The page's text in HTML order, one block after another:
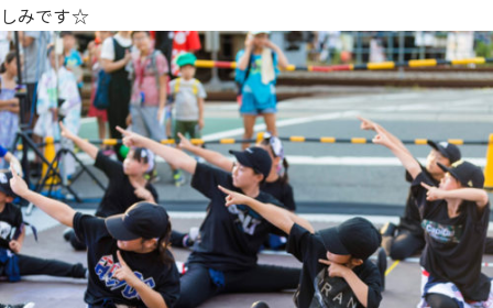
しみです☆